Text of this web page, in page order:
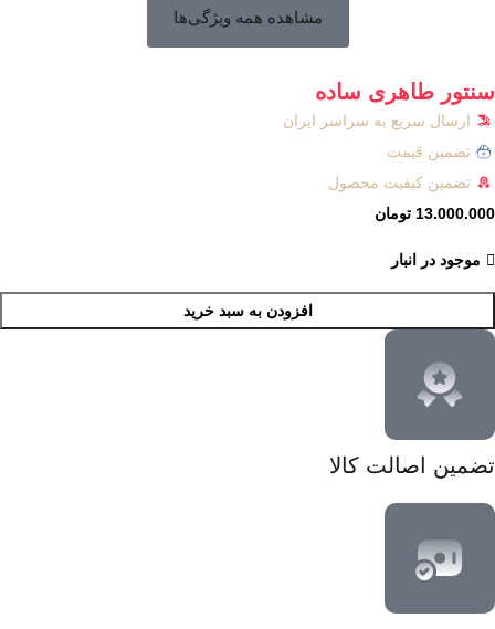
مشاهده همه ویژگی‌ها
سنتور طاهری ساده
ارسال سریع به سراسر ایران
تضمین قیمت
تضمین کیفیت محصول
13.000.000 تومان
موجود در انبار
افزودن به سبد خرید
تضمین اصالت کالا